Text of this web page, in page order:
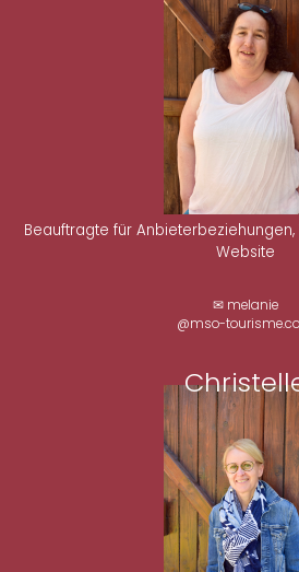
Beauftragte für
Website
✉ melanie
@mso-